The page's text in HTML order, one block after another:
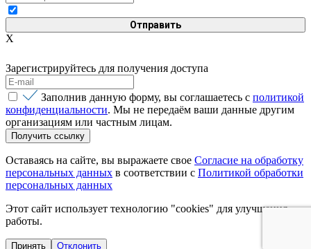
X
Зарегистрируйтесь для получения доступа
Заполнив данную форму, вы соглашаетесь с политикой
конфиденциальности. Мы не передаём ваши данные другим
организациям или частным лицам.
Оставаясь на сайте, вы выражаете свое Согласие на обработку
персональных данных в соответствии с Политикой обработки
персональных данных
Этот сайт использует технологию "cookies" для улучшения
работы.
Принять Отклонить